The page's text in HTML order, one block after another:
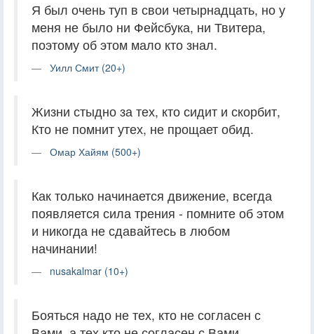
Я был очень туп в свои четырнадцать, но у
меня не было ни Фейсбука, ни Твитера,
поэтому об этом мало кто знал.
Уилл Смит (20+)
Жизни стыдно за тех, кто сидит и скорбит,
Кто не помнит утех, не прощает обид.
Омар Хайям (500+)
Как только начинается движение, всегда
появляется сила трения - помните об этом
и никогда не сдавайтесь в любом
начинании!
nusakalmar (10+)
Бояться надо не тех, кто не согласен с